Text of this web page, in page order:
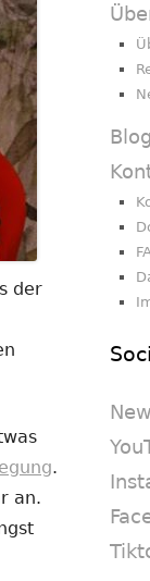
der
.
an.
Blog